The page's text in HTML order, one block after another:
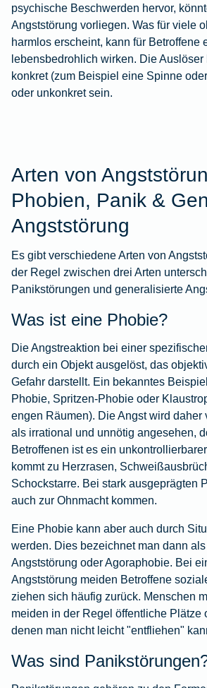
psychische Beschwerden hervor,
Angststörung vorliegen. Was für viele
harmlos erscheint, kann für Betroffene
lebensbedrohlich wirken. Die Auslöser
konkret (zum Beispiel eine Spinne
oder unkonkret sein.
Arten von
Phobien, Panik &
Angststörung
Es gibt verschiedene Arten von
der Regel zwischen drei Arten
Panikstörungen und generalisierte
Was ist eine Phobie?
Die Angstreaktion bei einer
durch ein Objekt ausgelöst, das
Gefahr darstellt. Ein bekanntes
Phobie, Spritzen-Phobie oder
engen Räumen). Die Angst wird daher
als irrational und unnötig angesehen,
Betroffenen ist es ein
kommt zu Herzrasen,
Schockstarre. Bei stark ausgeprägten
auch zur Ohnmacht kommen.
Eine Phobie kann aber auch durch
werden. Dies bezeichnet man dann
Angststörung oder Agoraphobie. Bei
Angststörung meiden Betroffene
ziehen sich häufig zurück. Menschen
meiden in der Regel öffentliche Plätze
denen man nicht leicht "entfliehen"
Was sind